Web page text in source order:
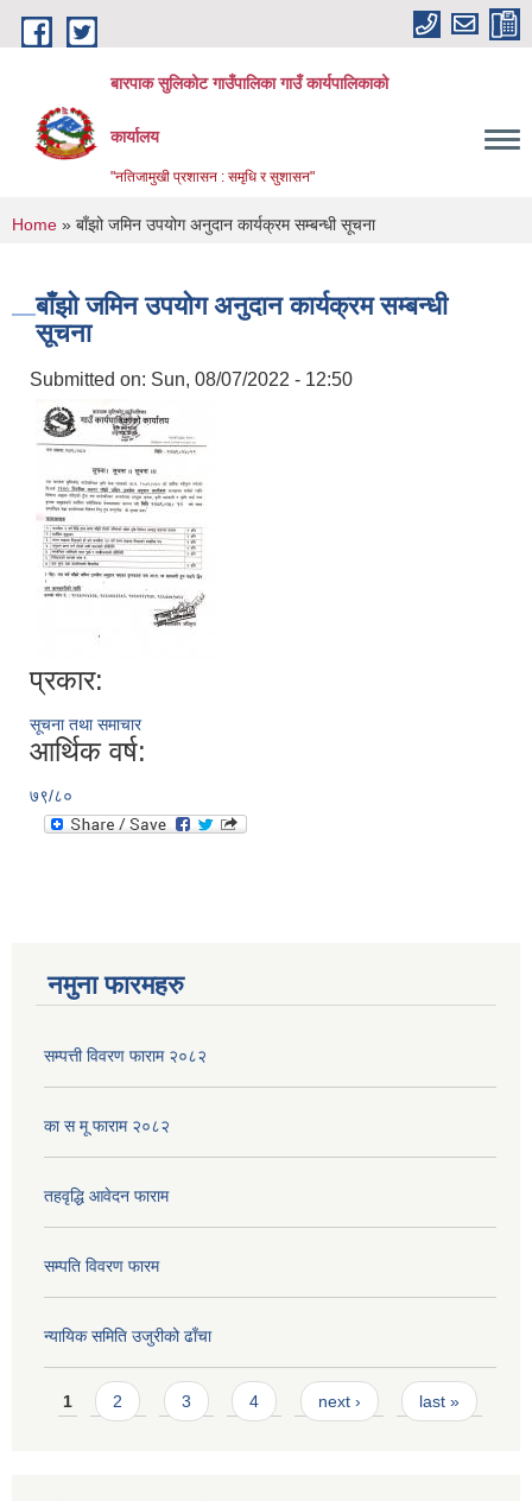
Skip to main content
बारपाक सुलिकोट गाउँपालिका गाउँ कार्यपालिकाको
कार्यालय
"नतिजामुखी प्रशासन : समृधि र सुशासन"
You are here
Home » बाँझो जमिन उपयोग अनुदान कार्यक्रम सम्बन्धी सूचना
बाँझो जमिन उपयोग अनुदान कार्यक्रम सम्बन्धी
सूचना
Submitted on: Sun, 08/07/2022 - 12:50
प्रकार:
सूचना तथा समाचार
आर्थिक वर्ष:
७९/८०
नमुना फारमहरु
सम्पत्ती विवरण फाराम २०८२
का स मू फाराम २०८२
तहवृद्धि आवेदन फाराम
सम्पति विवरण फारम
न्यायिक समिति उजुरीको ढाँचा
Pages
1 2 3 4 next › last »